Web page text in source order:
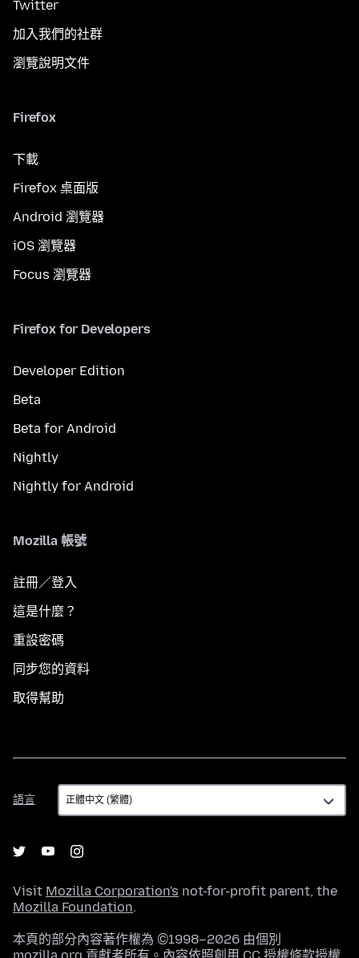
Twitter
加入我們的社群
瀏覽說明文件
Firefox
下載
Firefox 桌面版
Android 瀏覽器
iOS 瀏覽器
Focus 瀏覽器
Firefox for Developers
Developer Edition
Beta
Beta for Android
Nightly
Nightly for Android
Mozilla 帳號
註冊／登入
這是什麼？
重設密碼
同步您的資料
取得幫助
語言
語
言
Visit Mozilla Corporation's not-for-profit parent, the
Mozilla Foundation.
本頁的部分內容著作權為 ©1998–2026 由個別